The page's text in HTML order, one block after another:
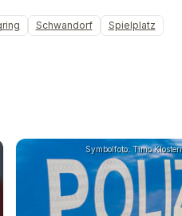
Schwandorf Spielplatz
Symbolfoto: Timo